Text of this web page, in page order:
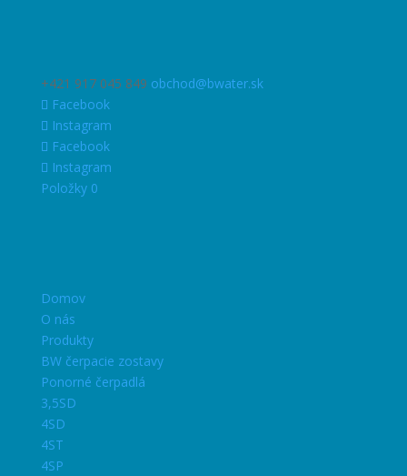
+421 917 045 849 obchod@bwater.sk
Facebook
Instagram
Facebook
Instagram
Položky 0
Domov
O nás
Produkty
BW čerpacie zostavy
Ponorné čerpadlá
3,5SD
4SD
4ST
4SP